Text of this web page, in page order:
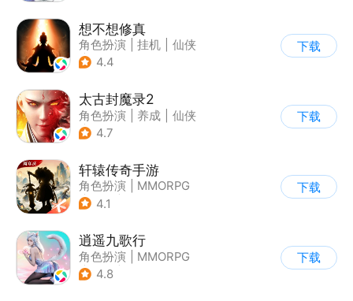
想不想修真
角色扮演 挂机
仙侠
| 文字游戏
4.4
下载
太古封魔录2
角色扮演 养成
仙侠
| 自由交易
4.7
下载
轩辕传奇手游
角色扮演
MMORPG
| 神话
4.1
下载
逍遥九歌行
角色扮演
MMORPG
| 仙侠
4.8
下载